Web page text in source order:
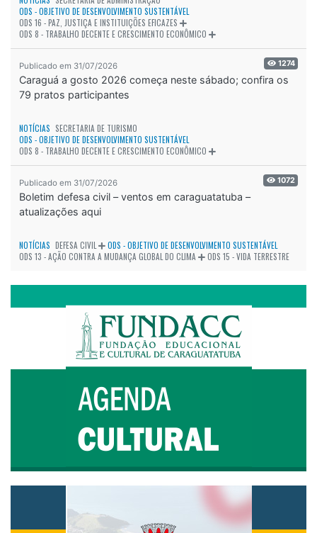
ODS - OBJETIVO DE DESENVOLVIMENTO SUSTENTÁVEL
ODS 16 - PAZ, JUSTIÇA E INSTITUIÇÕES EFICAZES
ODS 8 - TRABALHO DECENTE E CRESCIMENTO ECONÔMICO
Publicado em 31/07/2026 1274
Caraguá a gosto 2026 começa neste sábado; confira os
79 pratos participantes
NOTÍCIAS SECRETARIA DE TURISMO
ODS - OBJETIVO DE DESENVOLVIMENTO SUSTENTÁVEL
ODS 8 - TRABALHO DECENTE E CRESCIMENTO ECONÔMICO
Publicado em 31/07/2026 1072
Boletim defesa civil – ventos em caraguatatuba –
atualizações aqui
NOTÍCIAS DEFESA CIVIL
ODS - OBJETIVO DE DESENVOLVIMENTO SUSTENTÁVEL
ODS 13 - AÇÃO CONTRA A MUDANÇA GLOBAL DO CLIMA
ODS 15 - VIDA TERRESTRE